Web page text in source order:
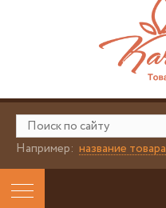
Например: название товара